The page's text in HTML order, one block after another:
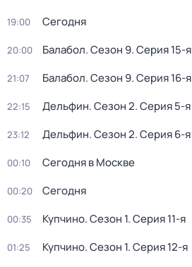
19:00 Сегодня
20:00 Балабол. Сезон 9. Серия 15-я
21:07 Балабол. Сезон 9. Серия 16-я
22:15 Дельфин. Сезон 2. Серия 5-я
23:12 Дельфин. Сезон 2. Серия 6-я
00:10 Сегодня в Москве
00:20 Сегодня
00:35 Купчино. Сезон 1. Серия 11-я
01:25 Купчино. Сезон 1. Серия 12-я